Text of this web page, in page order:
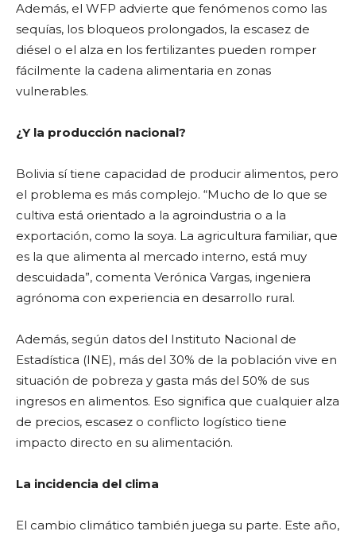
Además, el WFP advierte que fenómenos como las
sequías, los bloqueos prolongados, la escasez de
diésel o el alza en los fertilizantes pueden romper
fácilmente la cadena alimentaria en zonas
vulnerables.
¿Y la producción nacional?
Bolivia sí tiene capacidad de producir alimentos, pero
el problema es más complejo. “Mucho de lo que se
cultiva está orientado a la agroindustria o a la
exportación, como la soya. La agricultura familiar, que
es la que alimenta al mercado interno, está muy
descuidada”, comenta Verónica Vargas, ingeniera
agrónoma con experiencia en desarrollo rural.
Además, según datos del Instituto Nacional de
Estadística (INE), más del 30% de la población vive en
situación de pobreza y gasta más del 50% de sus
ingresos en alimentos. Eso significa que cualquier alza
de precios, escasez o conflicto logístico tiene
impacto directo en su alimentación.
La incidencia del clima
El cambio climático también juega su parte. Este año,